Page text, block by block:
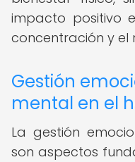
impacto positivo
concentración y el
Gestión
mental en el
La gestión
son aspectos